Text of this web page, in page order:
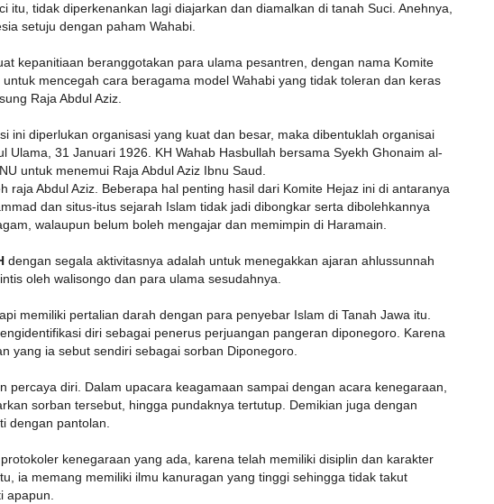
itu, tidak diperkenankan lagi diajarkan dan diamalkan di tanah Suci. Anehnya,
setuju dengan paham Wahabi.
kepanitiaan beranggotakan para ulama pesantren, dengan nama Komite
mencegah cara beragama model Wahabi yang tidak toleran dan keras
Raja Abdul Aziz.
ini diperlukan organisasi yang kuat dan besar, maka dibentuklah organisai
Ulama, 31 Januari 1926. KH Wahab Hasbullah bersama Syekh Ghonaim al-
untuk menemui Raja Abdul Aziz Ibnu Saud.
raja Abdul Aziz. Beberapa hal penting hasil dari Komite Hejaz ini di antaranya
dan situs-itus sejarah Islam tidak jadi dibongkar serta dibolehkannya
walaupun belum boleh mengajar dan memimpin di Haramain.
dengan segala aktivitasnya adalah untuk menegakkan ajaran ahlussunnah
oleh walisongo dan para ulama sesudahnya.
memiliki pertalian darah dengan para penyebar Islam di Tanah Jawa itu.
diri sebagai penerus perjuangan pangeran diponegoro. Karena
yang ia sebut sendiri sebagai sorban Diponegoro.
percaya diri. Dalam upacara keagamaan sampai dengan acara kenegaraan,
sorban tersebut, hingga pundaknya tertutup. Demikian juga dengan
dengan pantolan.
kenegaraan yang ada, karena telah memiliki disiplin dan karakter
ia memang memiliki ilmu kanuragan yang tinggi sehingga tidak takut
apapun.